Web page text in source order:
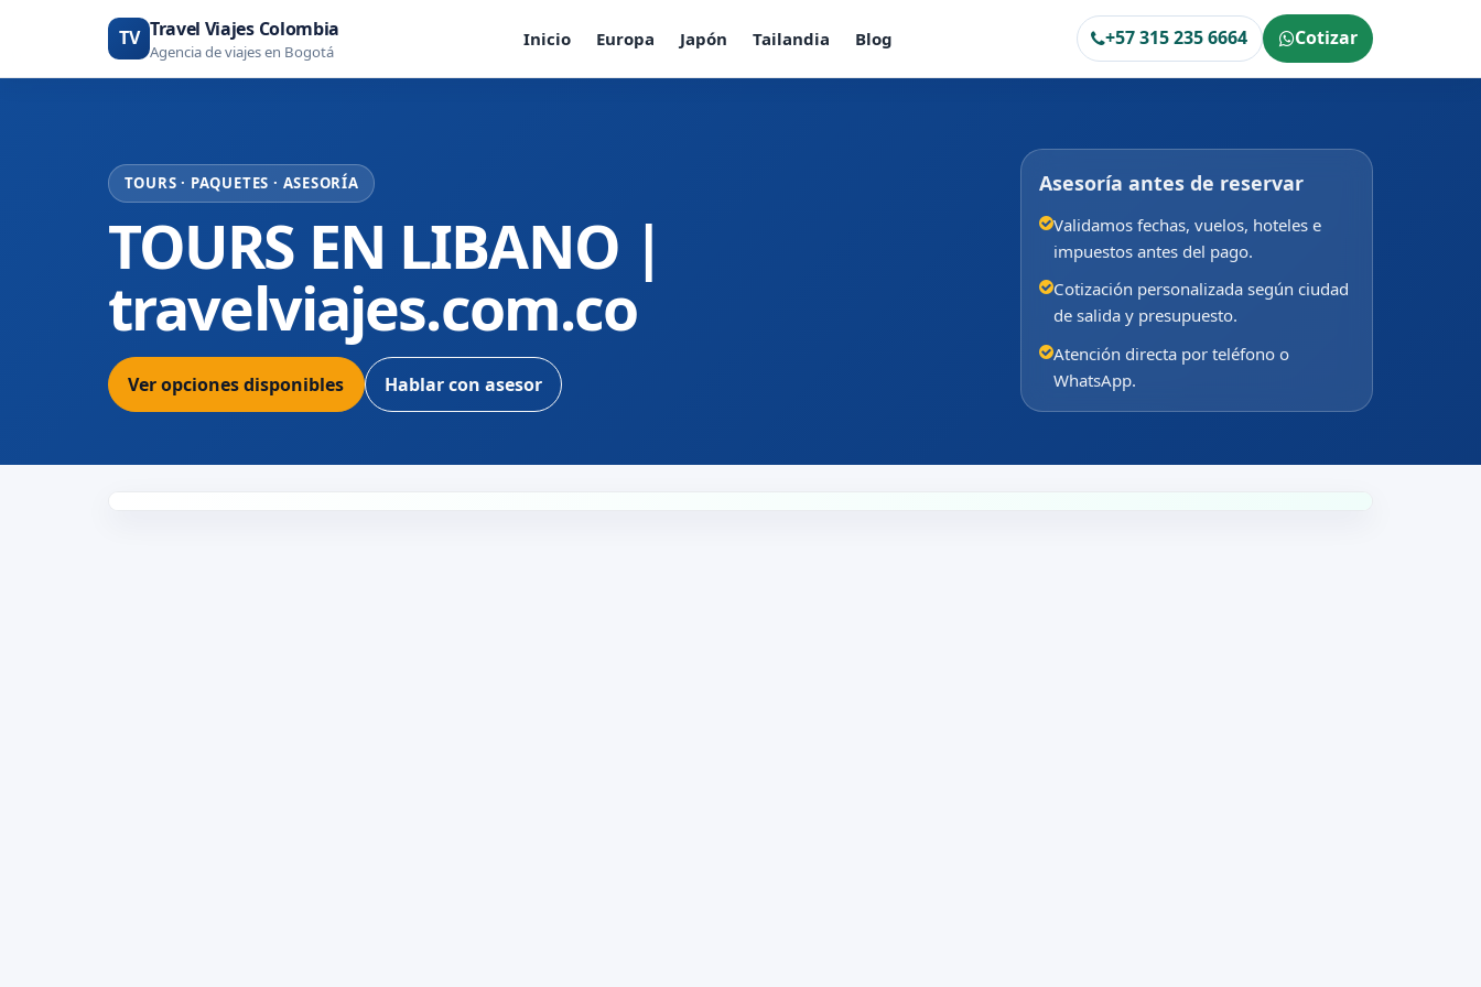
TV Travel Viajes Colombia
Agencia de viajes en Bogotá
Inicio Europa Japón Tailandia Blog +57 315 235 6664 Cotizar
TOURS · PAQUETES · ASESORÍA
TOURS EN LIBANO |
travelviajes.com.co
Ver opciones disponibles Hablar con asesor
Asesoría antes de reservar
Validamos fechas, vuelos, hoteles e
impuestos antes del pago.
Cotización personalizada según ciudad
de salida y presupuesto.
Atención directa por teléfono o
WhatsApp.